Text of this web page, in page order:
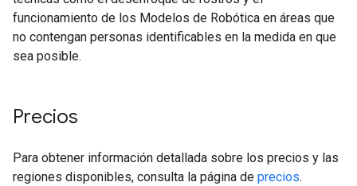
funcionamiento de los Modelos de Robótica en áreas que
no contengan personas identificables en la medida en que
sea posible.
Precios
Para obtener información detallada sobre los precios y las
regiones disponibles, consulta la página de precios.